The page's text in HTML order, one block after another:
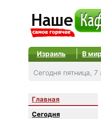
Израиль В
Сегодня пятница, 7
Главная
Сегодня